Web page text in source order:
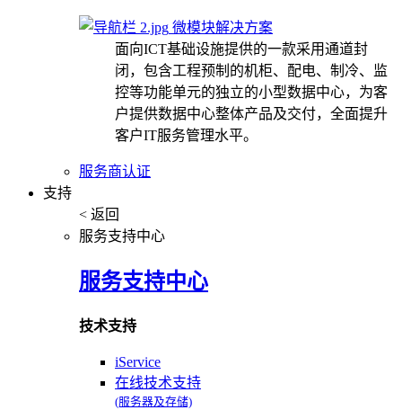
微模块解决方案
面向ICT基础设施提供的一款采用通道封
闭，包含工程预制的机柜、配电、制冷、监
控等功能单元的独立的小型数据中心，为客
户提供数据中心整体产品及交付，全面提升
客户IT服务管理水平。
服务商认证
支持
< 返回
服务支持中心
服务支持中心
技术支持
iService
在线技术支持
(服务器及存储)